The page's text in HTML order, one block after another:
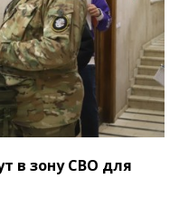
в зону СВО для